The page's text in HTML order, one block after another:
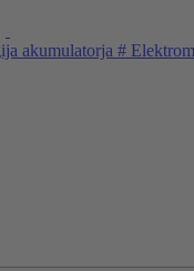
akumulatorja #